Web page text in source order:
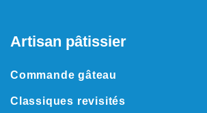
Artisan pâtissier
Commande gâteau
Classiques revisités